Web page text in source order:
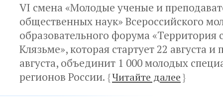
VI смена «Молодые ученые и
общественных наук» Всероссийского
образовательного форума «Территория
Клязьме», которая стартует 22 августа и
августа, объединит 1 000 молодых
регионов России. {Читайте далее}